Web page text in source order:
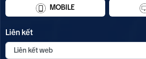
MOBILE
Liên kết